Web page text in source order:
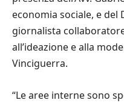
economia sociale, e del
giornalista
all’ideazione e alla
Vinciguerra.
“Le aree interne sono